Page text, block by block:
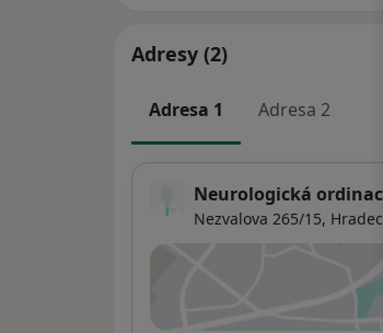
Adresy (2)
Adresa 1 Adresa 2
Neurologická
Nezvalova 265/15, Hradec